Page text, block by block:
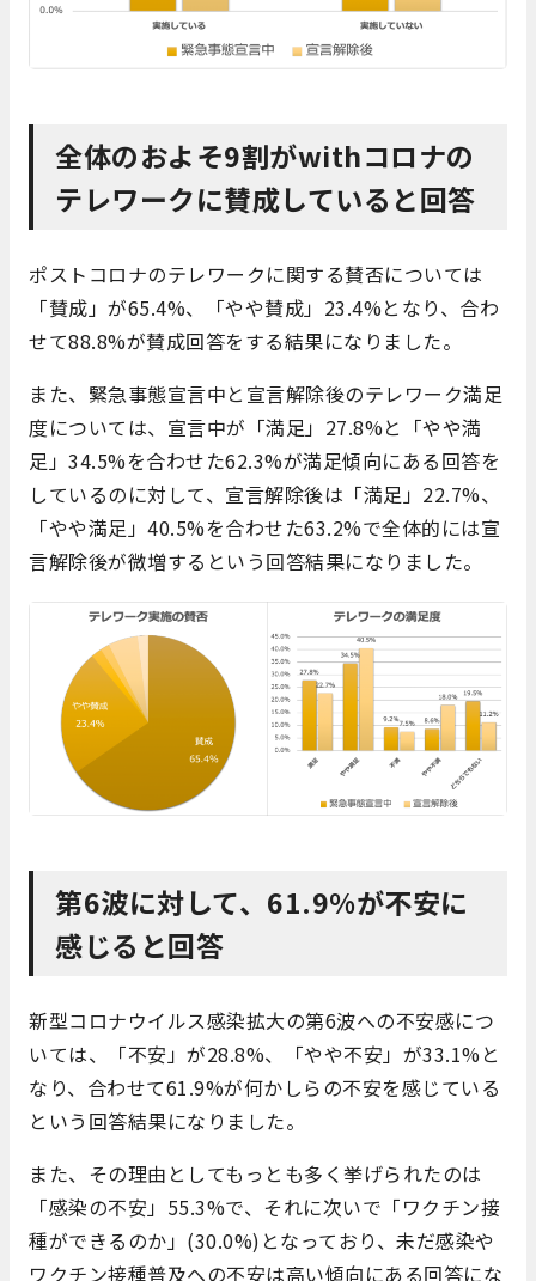
全体のおよそ9割がwithコロナの
テレワークに賛成していると回答
ポストコロナのテレワークに関する賛否については
「賛成」が65.4%、「やや賛成」23.4%となり、合わ
せて88.8%が賛成回答をする結果になりました。
また、緊急事態宣言中と宣言解除後のテレワーク満足
度については、宣言中が 「満足」27.8%と「やや満
足」34.5%を合わせた62.3%が満足傾向にある回答を
しているのに対して、 宣言解除後は「満足」22.7%、
「やや満足」40.5%を合わせた63.2%で全体的には宣
言解除後が微増するという回答結果になりました。
第6波に対して、61.9%が不安に
感じると回答
新型コロナウイルス感染拡大の第6波への不安感につ
いては、「不安」が28.8%、「やや不安」が33.1%と
なり、合わせて61.9%が何かしらの不安を感じている
という回答結果になりました。
また、その理由としてもっとも多く挙げられたのは
「感染の不安」55.3%で、それに次いで「ワクチン接
種ができるのか」(30.0%)となっており、未だ感染や
ワクチン接種普及への不安は高い傾向にある回答にな